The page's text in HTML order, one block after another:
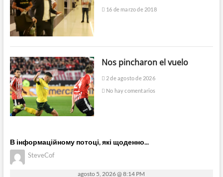
16 de marzo de 2018
Nos pincharon el vuelo
2 de agosto de 2026
No hay comentarios
В інформаційному потоці, які щоденно...
SteveCof
agosto 5, 2026 @ 8:14 PM